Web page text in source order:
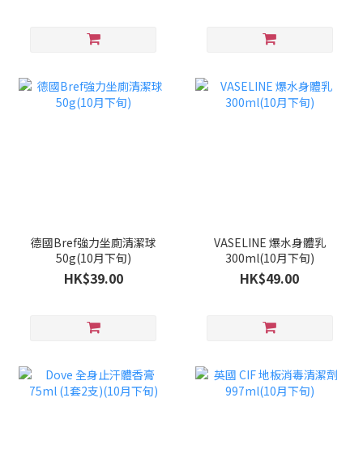
德國Bref強力坐廁清潔球
50g(10月下旬)
HK$39.00
VASELINE 爆水身體乳
300ml(10月下旬)
HK$49.00